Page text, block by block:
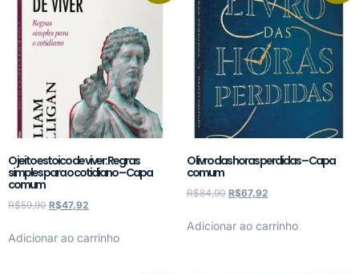
O jeito estoico de viver: Regras
simples para o cotidiano – Capa
comum
R$59,90 R$47,92
Adicionar ao carrinho
O livro das horas perdidas – Capa
comum
R$84,90 R$67,92
Adicionar ao carrinho